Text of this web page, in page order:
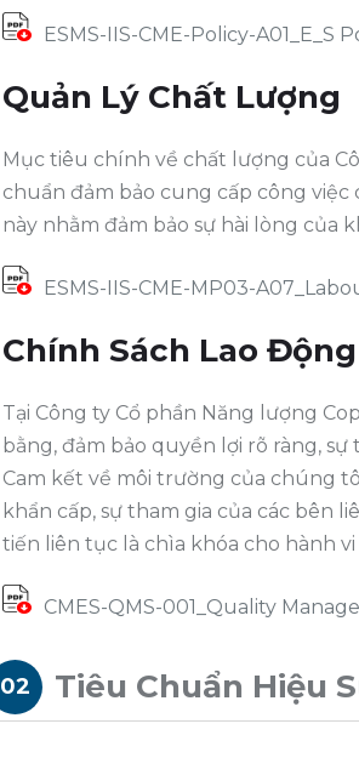
ESMS-IIS-CME-Policy-A01_E_S
Quản Lý Chất Lượng
Mục tiêu chính về chất lượng của
chuẩn đảm bảo cung cấp công
này nhằm đảm bảo sự hài lòng của
ESMS-IIS-CME-MP03-
Chính Sách Lao Động
Tại Công ty Cổ phần Năng lượng
bằng, đảm bảo quyền lợi rõ ràng,
Cam kết về môi trường của chúng
khẩn cấp, sự tham gia của các bên
tiến liên tục là chìa khóa cho hành
CMES-QMS-001_Quality
02 Tiêu Chuẩn Hiệu